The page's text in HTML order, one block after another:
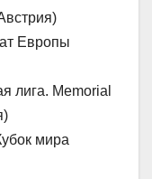
Европы
лига. Memorial
мира